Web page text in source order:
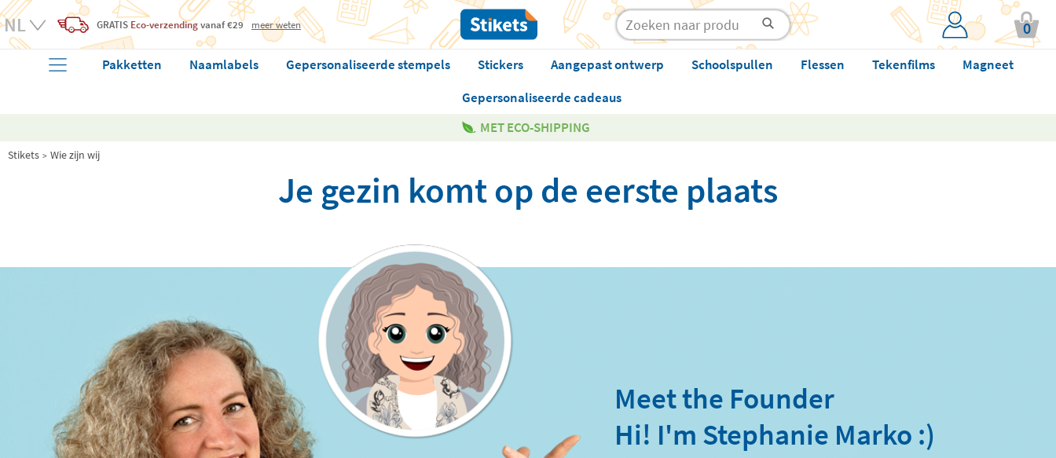
GRATIS Eco-verzendingvanaf €29 meer weten 0
Pakketten Naamlabels Gepersonaliseerde stempels Stickers Aangepast ontwerp Schoolspullen Flessen Tekenfilms
Magneet
Gepersonaliseerde cadeaus
MET ECO-SHIPPING
Stikets Wie zijn wij
Je gezin komt op de eerste plaats
Meet the Founder
Hi! I'm Stephanie Marko :)